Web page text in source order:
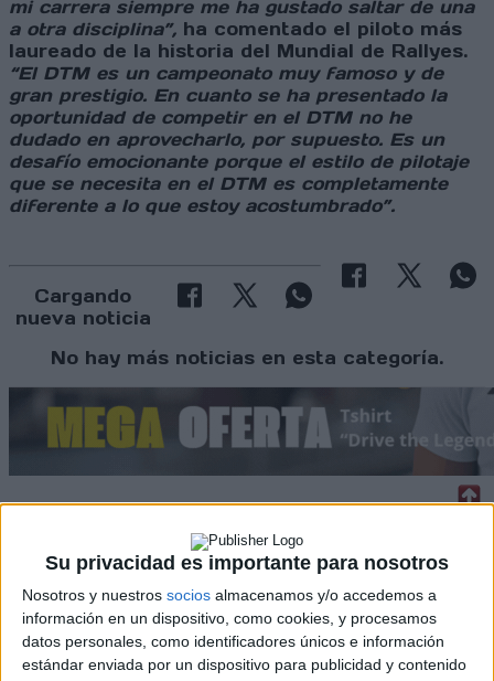
Su privacidad es importante para nosotros
Nosotros y nuestros socios almacenamos y/o accedemos a
información en un dispositivo, como cookies, y procesamos
datos personales, como identificadores únicos e información
estándar enviada por un dispositivo para publicidad y contenido
mi carrera siempre me ha gustado saltar de una
a otra disciplina”, ha comentado el piloto más
laureado de la historia del Mundial de Rallyes.
“El DTM es un campeonato muy famoso y de
gran prestigio. En cuanto se ha presentado la
oportunidad de competir en el DTM no he
dudado en aprovecharlo, por supuesto. Es un
desafío emocionante porque el estilo de pilotaje
que se necesita en el DTM es completamente
diferente a lo que estoy acostumbrado”.
Cargando
nueva noticia
No hay más noticias en esta categoría.
Rallyes
WRC
S-CER
ERC
CERA